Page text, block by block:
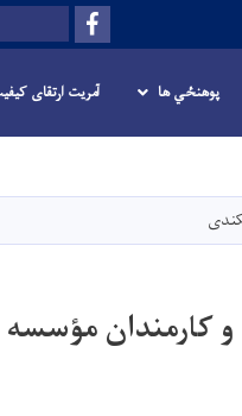
Facebook
Search
پوهنځي ها آمریت ارتقای
کارمندان